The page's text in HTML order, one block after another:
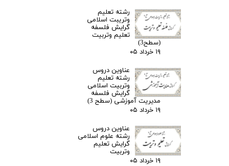
رشته تعلیم
وتریبت اسلامی
گرایش فلسفه
تعلیم وتربیت
(سطح3)
۱۹ خرداد ۰۵
عناوین دروس
رشته تعلیم
وتربیت اسلامی
گرایش فلسفه
مدیریت آموزشی (سطح 3)
۱۹ خرداد ۰۵
عناوین دروس
رشته علوم اسلامی
گرایش تعلیم
وتربیت
۱۹ خرداد ۰۵